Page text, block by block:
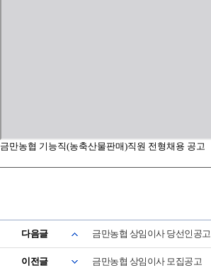
금만농협 기능직(농축산물판매)직원 전형채용 공고
다음글 금만농협 상임이사 당선인공고
이전글 금만농협 상임이사 모집공고